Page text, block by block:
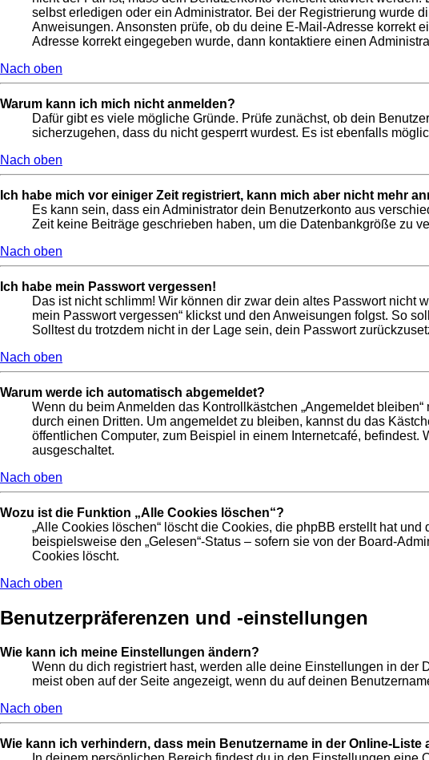
selbst erledigen oder ein Administrator. Bei der Registrierung wurde
Anweisungen. Ansonsten prüfe, ob du deine E-Mail-Adresse korrekt
Adresse korrekt eingegeben wurde, dann kontaktiere einen
Nach oben
Warum kann ich mich nicht anmelden?
Dafür gibt es viele mögliche Gründe. Prüfe zunächst, ob dein
sicherzugehen, dass du nicht gesperrt wurdest. Es ist ebenfalls
Nach oben
Ich habe mich vor einiger Zeit registriert, kann mich aber nicht mehr
Es kann sein, dass ein Administrator dein Benutzerkonto aus
Zeit keine Beiträge geschrieben haben, um die Datenbankgröße zu
Nach oben
Ich habe mein Passwort vergessen!
Das ist nicht schlimm! Wir können dir zwar dein altes Passwort nicht
mein Passwort vergessen“ klickst und den Anweisungen folgst. So
Solltest du trotzdem nicht in der Lage sein, dein Passwort
Nach oben
Warum werde ich automatisch abgemeldet?
Wenn du beim Anmelden das Kontrollkästchen „Angemeldet
durch einen Dritten. Um angemeldet zu bleiben, kannst du das
öffentlichen Computer, zum Beispiel in einem Internetcafé,
ausgeschaltet.
Nach oben
Wozu ist die Funktion „Alle Cookies löschen“?
„Alle Cookies löschen“ löscht die Cookies, die phpBB erstellt hat
beispielsweise den „Gelesen“-Status – sofern sie von der Board-
Cookies löscht.
Nach oben
Benutzerpräferenzen und -einstellungen
Wie kann ich meine Einstellungen ändern?
Wenn du dich registriert hast, werden alle deine Einstellungen in der
meist oben auf der Seite angezeigt, wenn du auf deinen
Nach oben
Wie kann ich verhindern, dass mein Benutzername in der Online-Liste